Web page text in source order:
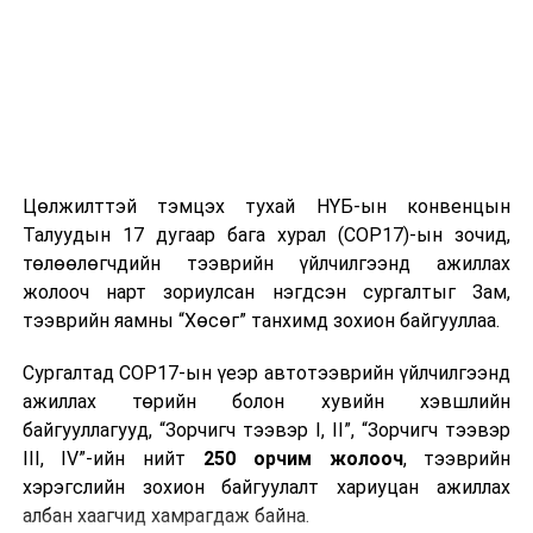
2024 оны долоодугаар сарын 26-наас 2024 оны
долоодугаар сарын 30-ныг
хүртэлх цаг агаарын урьдчилсан төлөв
26-нд баруун аймгуудын нутгийн баруун хэсэг, төв
болон говийн аймгуудын нутгийн зарим газар, зүүн
аймгуудын ихэнх нутгаар, 27-нд баруун болон төвийн
аймгуудын нутгийн зарим газар, зүүн аймгуудын
нутгийн хойд хэсгээр, 28-нд баруун аймгуудын
нутгийн зүүн хэсэг, төв болон зүүн аймгуудын
нутгийн зарим газраар, 29-нд төв болон говийн
аймгуудын нутгийн зарим газраар бороо, дуу
Цөлжилттэй тэмцэх тухай НҮБ-ын конвенцын
Талуудын 17 дугаар бага хурал (COP17)-ын зочид,
төлөөлөгчдийн тээврийн үйлчилгээнд ажиллах
жолооч нарт зориулсан нэгдсэн сургалтыг Зам,
тээврийн яамны “Хөсөг” танхимд зохион байгууллаа.
Сургалтад COP17-ын үеэр автотээврийн үйлчилгээнд
ажиллах төрийн болон хувийн хэвшлийн
байгууллагууд, “Зорчигч тээвэр I, II”, “Зорчигч тээвэр
III, IV”-ийн нийт 250 орчим жолооч, тээврийн
хэрэгслийн зохион байгуулалт хариуцан ажиллах
албан хаагчид хамрагдаж байна.